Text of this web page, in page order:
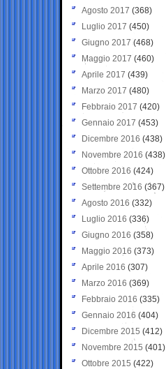
Agosto 2017 (368)
Luglio 2017 (450)
Giugno 2017 (468)
Maggio 2017 (460)
Aprile 2017 (439)
Marzo 2017 (480)
Febbraio 2017 (420)
Gennaio 2017 (453)
Dicembre 2016 (438)
Novembre 2016 (438)
Ottobre 2016 (424)
Settembre 2016 (367)
Agosto 2016 (332)
Luglio 2016 (336)
Giugno 2016 (358)
Maggio 2016 (373)
Aprile 2016 (307)
Marzo 2016 (369)
Febbraio 2016 (335)
Gennaio 2016 (404)
Dicembre 2015 (412)
Novembre 2015 (401)
Ottobre 2015 (422)